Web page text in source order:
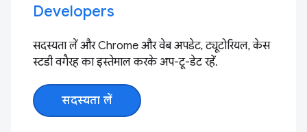
Developers
सदस्यता लें और Chrome और वेब अपडेट, ट्यूटोरियल, केस
स्टडी वगैरह का इस्तेमाल करके अप-टू-डेट रहें.
सदस्यता लें